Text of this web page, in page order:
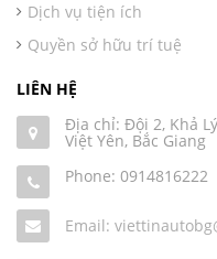
Dịch vụ tiện ích
Quyền sở hữu trí tuệ
LIÊN HỆ
Địa chỉ: Đội 2, Khả
Việt Yên, Bắc Giang
Phone: 0914816222
Email: